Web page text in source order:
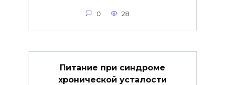
0 28
Питание при синдроме
хронической усталости